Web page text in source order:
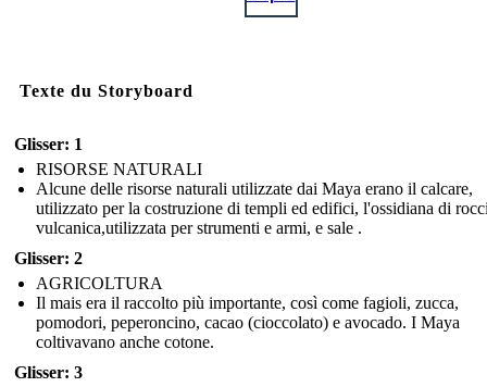
Texte du Storyboard
Glisser: 1
RISORSE NATURALI
Alcune delle risorse naturali utilizzate dai Maya erano il calcare,
utilizzato per la costruzione di templi ed edifici, l'ossidiana di
vulcanica,utilizzata per strumenti e armi, e sale .
Glisser: 2
AGRICOLTURA
Il mais era il raccolto più importante, così come fagioli, zucca,
pomodori, peperoncino, cacao (cioccolato) e avocado. I Maya
coltivavano anche cotone.
Glisser: 3